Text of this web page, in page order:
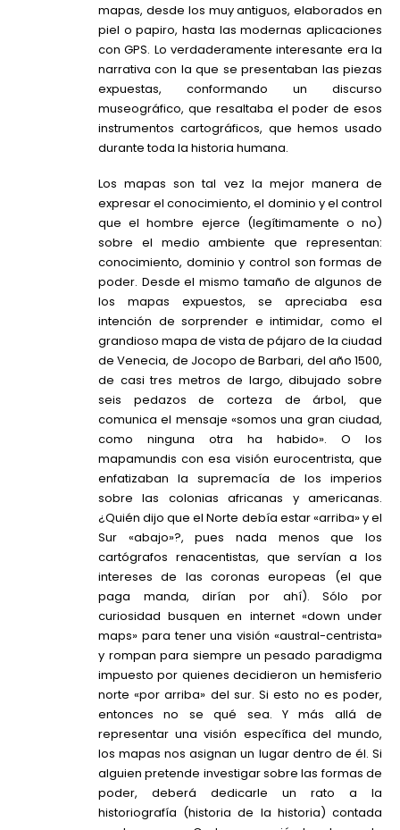
mapas, desde los muy antiguos, elaborados en
piel o papiro, hasta las modernas aplicaciones
con GPS. Lo verdaderamente interesante era la
narrativa con la que se presentaban las piezas
expuestas, conformando un discurso
museográfico, que resaltaba el poder de esos
instrumentos cartográficos, que hemos usado
durante toda la historia humana.
Los mapas son tal vez la mejor manera de
expresar el conocimiento, el dominio y el control
que el hombre ejerce (legítimamente o no)
sobre el medio ambiente que representan:
conocimiento, dominio y control son formas de
poder. Desde el mismo tamaño de algunos de
los mapas expuestos, se apreciaba esa
intención de sorprender e intimidar, como el
grandioso mapa de vista de pájaro de la ciudad
de Venecia, de Jocopo de Barbari, del año 1500,
de casi tres metros de largo, dibujado sobre
seis pedazos de corteza de árbol, que
comunica el mensaje «somos una gran ciudad,
como ninguna otra ha habido». O los
mapamundis con esa visión eurocentrista, que
enfatizaban la supremacía de los imperios
sobre las colonias africanas y americanas.
¿Quién dijo que el Norte debía estar «arriba» y el
Sur «abajo»?, pues nada menos que los
cartógrafos renacentistas, que servían a los
intereses de las coronas europeas (el que
paga manda, dirían por ahí). Sólo por
curiosidad busquen en internet «down under
maps» para tener una visión «austral-centrista»
y rompan para siempre un pesado paradigma
impuesto por quienes decidieron un hemisferio
norte «por arriba» del sur. Si esto no es poder,
entonces no se qué sea. Y más allá de
representar una visión específica del mundo,
los mapas nos asignan un lugar dentro de él. Si
alguien pretende investigar sobre las formas de
poder, deberá dedicarle un rato a la
historiografía (historia de la historia) contada